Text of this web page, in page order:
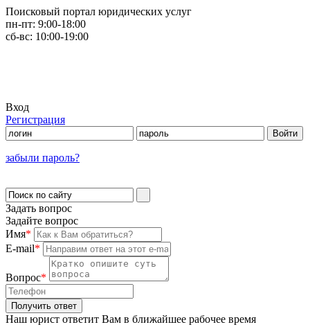
Поисковый портал юридических услуг
пн-пт: 9:00-18:00
сб-вс: 10:00-19:00
Вход
Регистрация
забыли пароль?
Задать вопрос
Задайте вопрос
Имя*
E-mail*
Вопрос*
Наш юрист ответит Вам в ближайшее рабочее время